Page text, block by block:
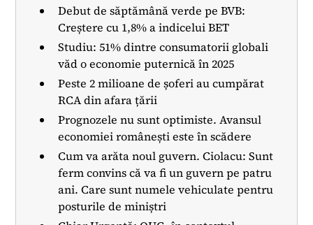
Debut de săptămână verde pe BVB:
Creștere cu 1,8% a indicelui BET
Studiu: 51% dintre consumatorii globali
văd o economie puternică în 2025
Peste 2 milioane de șoferi au cumpărat
RCA din afara țării
Prognozele nu sunt optimiste. Avansul
economiei românești este în scădere
Cum va arăta noul guvern. Ciolacu: Sunt
ferm convins că va fi un guvern pe patru
ani. Care sunt numele vehiculate pentru
posturile de miniștri